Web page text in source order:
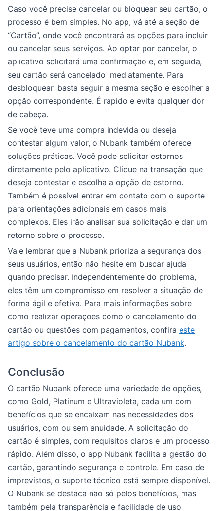
Caso você precise cancelar ou bloquear seu cartão, o
processo é bem simples. No app, vá até a seção de
“Cartão”, onde você encontrará as opções para incluir
ou cancelar seus serviços. Ao optar por cancelar, o
aplicativo solicitará uma confirmação e, em seguida,
seu cartão será cancelado imediatamente. Para
desbloquear, basta seguir a mesma seção e escolher a
opção correspondente. É rápido e evita qualquer dor
de cabeça.
Se você teve uma compra indevida ou deseja
contestar algum valor, o Nubank também oferece
soluções práticas. Você pode solicitar estornos
diretamente pelo aplicativo. Clique na transação que
deseja contestar e escolha a opção de estorno.
Também é possível entrar em contato com o suporte
para orientações adicionais em casos mais
complexos. Eles irão analisar sua solicitação e dar um
retorno sobre o processo.
Vale lembrar que a Nubank prioriza a segurança dos
seus usuários, então não hesite em buscar ajuda
quando precisar. Independentemente do problema,
eles têm um compromisso em resolver a situação de
forma ágil e efetiva. Para mais informações sobre
como realizar operações como o cancelamento do
cartão ou questões com pagamentos, confira este
artigo sobre o cancelamento do cartão Nubank.
Conclusão
O cartão Nubank oferece uma variedade de opções,
como Gold, Platinum e Ultravioleta, cada um com
benefícios que se encaixam nas necessidades dos
usuários, com ou sem anuidade. A solicitação do
cartão é simples, com requisitos claros e um processo
rápido. Além disso, o app Nubank facilita a gestão do
cartão, garantindo segurança e controle. Em caso de
imprevistos, o suporte técnico está sempre disponível.
O Nubank se destaca não só pelos benefícios, mas
também pela transparência e facilidade de uso,